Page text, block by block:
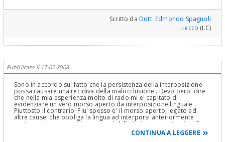
Scritto daDott. Edmondo Spagnoli
Lecco (LC)
Pubblicato il 17-02-2008
Sono in accordo sul fatto che la persistenza della interposizione
possa causare una recidiva della malocclusione . Devo pero' dire
che nella mia esperienza molto di rado mi e' capitato di
evidenziare un vero morso aperto da interposizione linguale .
Piuttosto il contrario! Piu' spesso e' il morso aperto, legato ad
altre cause, che obbliga la lingua ad interporsi anteriormente
sostenendo un open bite, come e' definito in termine tecnico. Sono
certo che il Suo ortognatodontista abbia preso in considerazione
questa possibilita' ed abbia attuato la giusta terapia.
CONTINUA A LEGGERE